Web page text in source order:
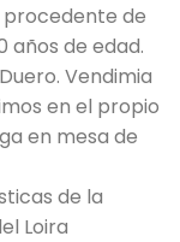
procedente de
años de edad.
Vendimia
en el propio
en mesa de
de la
Loira